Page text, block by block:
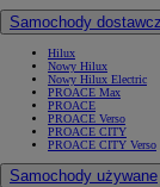
Samochody
Hilux
Nowy Hilux
Nowy Hilux Electric
PROACE Max
PROACE
PROACE Verso
PROACE CITY
PROACE CITY Verso
Samochody używane